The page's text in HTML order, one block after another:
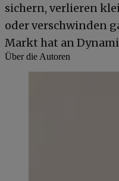
sichern, verlieren
oder verschwinden
Markt hat an
Über die Autoren